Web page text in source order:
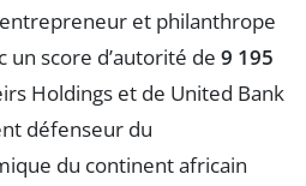
et philanthrope
score d’autorité de 9 195
Holdings et de United Bank
défenseur du
du continent africain